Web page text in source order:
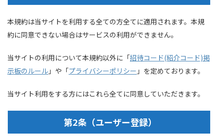
本規約は当サイトを利用する全ての方全てに適用されます。本規
約に同意できない場合はサービスの利用ができません。
当サイトの利用について本規約以外に「招待コード(紹介コード)掲
示板のルール 」や「プライバシーポリシー 」を定めております。
当サイト利用をする方にはこれら全てに同意していただきます。
第2条（ユーザー登録）